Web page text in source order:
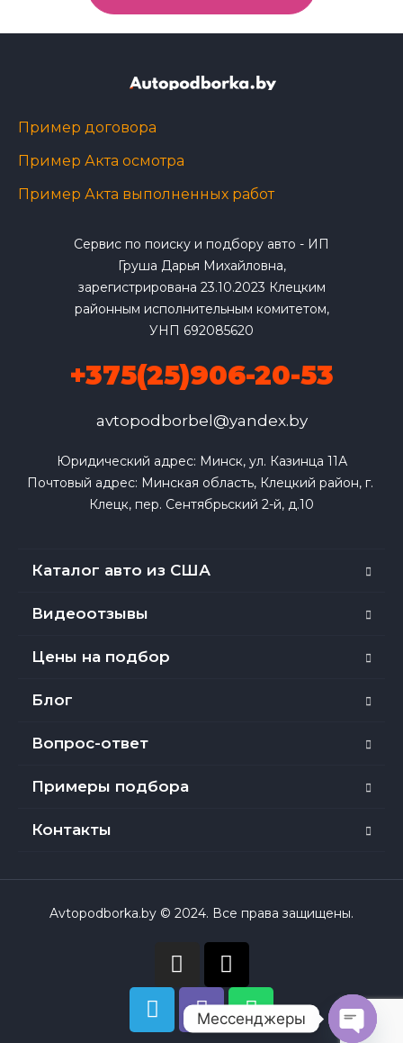
Пример договора
Пример Акта осмотра
Пример Акта выполненных работ
Сервис по поиску и подбору авто - ИП
Груша Дарья Михайловна,
зарегистрирована 23.10.2023 Клецким
районным исполнительным комитетом,
УНП 692085620
+375(25)906-20-53
avtopodborbel@yandex.by
Юридический адрес: Минск, ул. Казинца 11А
Почтовый адрес: Минская область, Клецкий район, г.
Клецк, пер. Сентябрьский 2-й, д.10
Каталог авто из США
Видеоотзывы
Цены на подбор
Блог
Вопрос-ответ
Примеры подбора
Контакты
Avtopodborka.by © 2024. Все права защищены.
Мессенджеры